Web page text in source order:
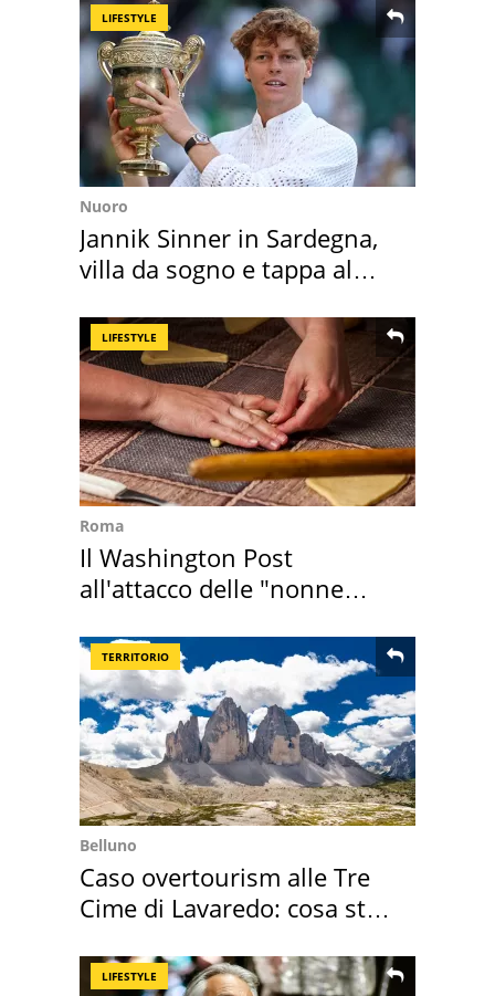
LIFESTYLE
Nuoro
Jannik Sinner in Sardegna,
villa da sogno e tappa al
LIFESTYLE
Roma
Il Washington Post
all'attacco delle "nonne
TERRITORIO
Belluno
Caso overtourism alle Tre
Cime di Lavaredo: cosa sta
LIFESTYLE